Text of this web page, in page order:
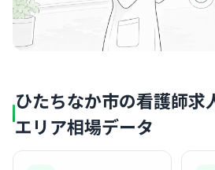
ひたちなか市の看護師求
エリア相場データ